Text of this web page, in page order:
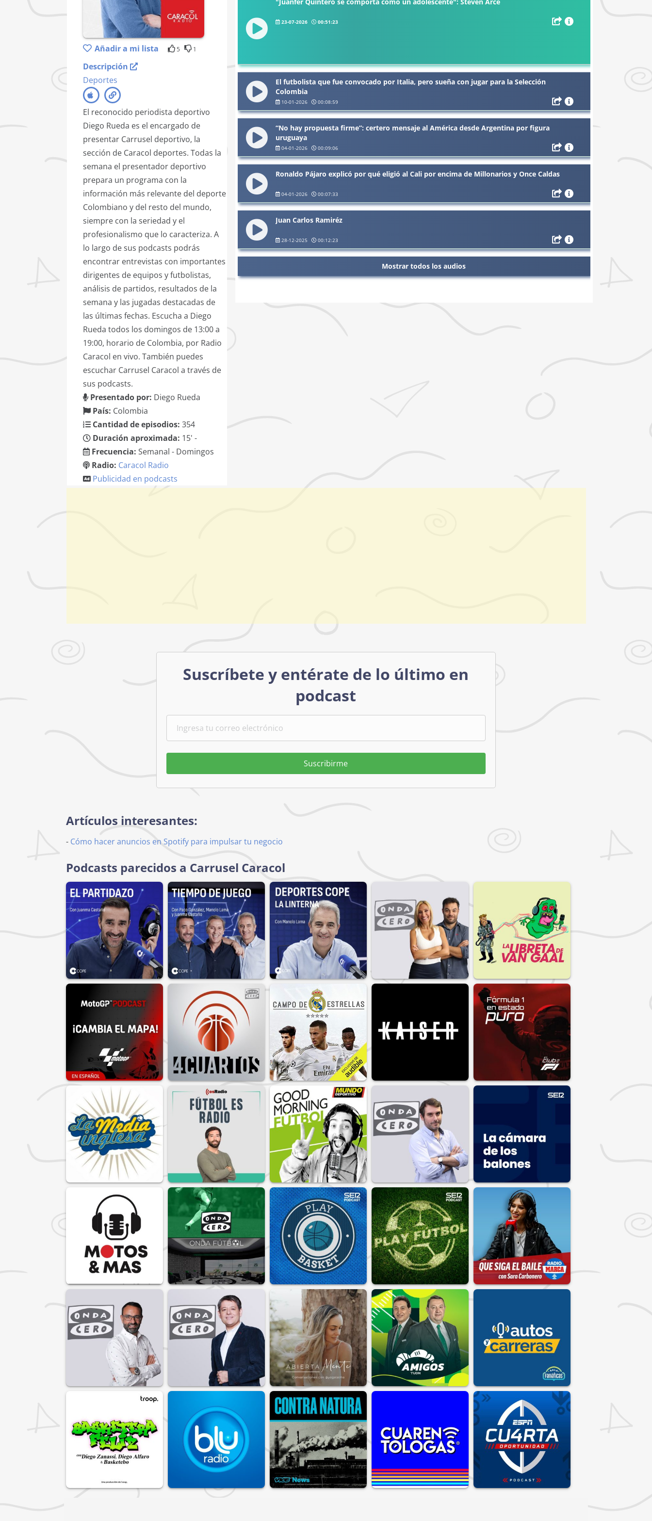
Añadir a mi lista 5 1
Descripción
Deportes
El reconocido periodista deportivo
Diego Rueda es el encargado de
presentar Carrusel deportivo, la
sección de Caracol deportes. Todas la
semana el presentador deportivo
prepara un programa con la
información más relevante del deporte
Colombiano y del resto del mundo,
siempre con la seriedad y el
profesionalismo que lo caracteriza. A
lo largo de sus podcasts podrás
encontrar entrevistas con importantes
dirigentes de equipos y futbolistas,
análisis de partidos, resultados de la
semana y las jugadas destacadas de
las últimas fechas. Escucha a Diego
Rueda todos los domingos de 13:00 a
19:00, horario de Colombia, por Radio
Caracol en vivo. También puedes
escuchar Carrusel Caracol a través de
sus podcasts.
Presentado por: Diego Rueda
País: Colombia
Cantidad de episodios: 354
Duración aproximada: 15' -
Frecuencia: Semanal - Domingos
Radio: Caracol Radio
Publicidad en podcasts
23-07-2026 00:51:23
El futbolista que fue convocado por Italia, pero sueña con jugar para la Selección
Colombia
10-01-2026 00:08:59
“No hay propuesta firme”: certero mensaje al América desde Argentina por figura
uruguaya
04-01-2026 00:09:06
Ronaldo Pájaro explicó por qué eligió al Cali por encima de Millonarios y Once Caldas
04-01-2026 00:07:33
Juan Carlos Ramiréz
28-12-2025 00:12:23
Mostrar todos los audios
Suscríbete y entérate de lo último en
podcast
Suscribirme
Artículos interesantes:
- Cómo hacer anuncios en Spotify para impulsar tu negocio
Podcasts parecidos a Carrusel Caracol